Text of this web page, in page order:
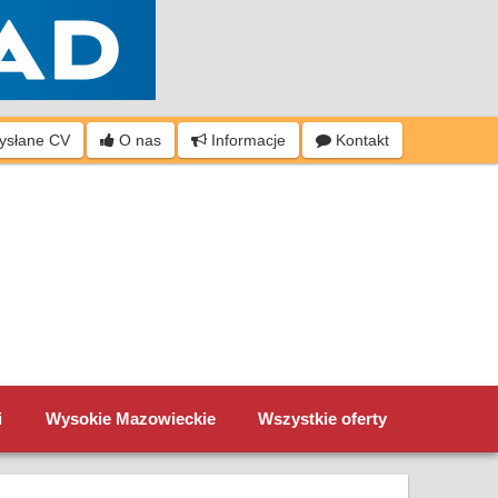
CV O nas Informacje Kontakt
Wysokie Mazowieckie Wszystkie oferty